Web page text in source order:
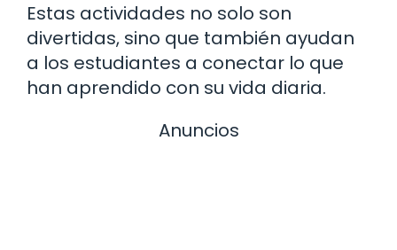
Estas actividades no solo son
divertidas, sino que también ayudan
a los estudiantes a conectar lo que
han aprendido con su vida diaria.
Anuncios